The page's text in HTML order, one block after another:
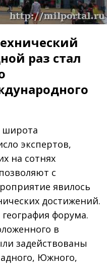
раз стал
широта
экспертов,
на сотнях
с
явилось
достижений.
форума.
в
задействованы
Южного,